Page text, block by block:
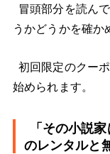
冒頭部分を読ん
うかどうかを確か
初回限定のクー
始められます。
「その小説
のレンタルと